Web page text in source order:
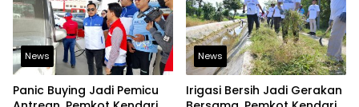
News
Panic Buying Jadi Pemicu
News
Irigasi Bersih Jadi Gerakan